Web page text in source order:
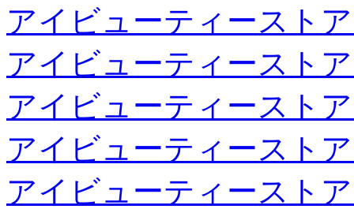
アイビューティースト
アイビューティースト
アイビューティースト
アイビューティースト
アイビューティースト